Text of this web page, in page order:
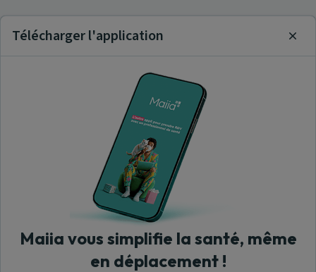
Télécharger l'application
Maiia vous simplifie la santé, même
en déplacement !